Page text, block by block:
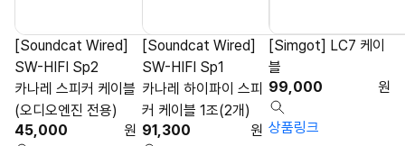
[Soundcat Wired]
SW-HIFI Sp2
카나레 스피커 케이블
(오디오엔진 전용)
45,000
원
[Soundcat Wired]
SW-HIFI Sp1
카나레 하이파이 스피
커 케이블 1조(2개)
91,300
원
[Simgot] LC7 케이
블
99,000
원
상품링크